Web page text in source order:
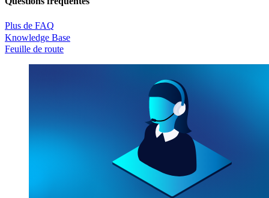
Plus de FAQ
Knowledge Base
Feuille de route